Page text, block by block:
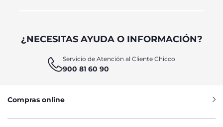
¿NECESITAS AYUDA O INFORMACIÓN?
Servicio de Atención al Cliente Chicco
900 81 60 90
Compras online